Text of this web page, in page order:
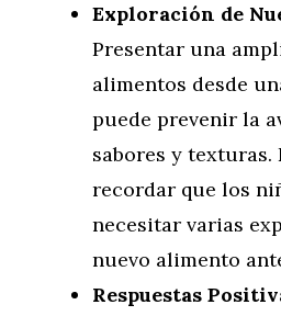
Exploración de
Presentar una
alimentos desde
puede prevenir la
sabores y texturas.
recordar que los
necesitar varias
nuevo alimento
Respuestas